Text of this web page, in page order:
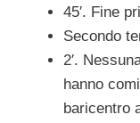
45′. Fine
Secondo
2′.
hanno
baricentro